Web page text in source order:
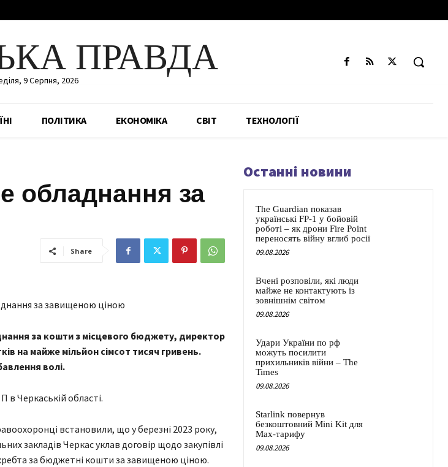
ПРАВДА
9 Серпня, 2026
ПОЛІТИКА ЕКОНОМІКА СВІТ ТЕХНОЛОГІЇ
обладнання за
Share
за кошти з місцевого бюджету, директор
на майже мільйон сімсот тисяч гривень.
волі.
в Черкаській області.
встановили, що у березні 2023 року,
закладів Черкас уклав договір щодо закупівлі
за бюджетні кошти за завищеною ціною.
Останні новини
The Guardian показав
українські FP-1 у бойовій
роботі – як дрони Fire Point
переносять війну вглиб росії
09.08.2026
Вчені розповіли, які люди
майже не контактують із
зовнішнім світом
09.08.2026
Удари України по рф
можуть посилити
прихильників війни – The
Times
09.08.2026
Starlink повернув
безкоштовний Mini Kit для
Max-тарифу
09.08.2026